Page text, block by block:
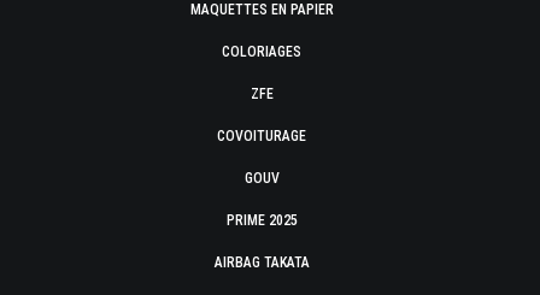
MAQUETTES EN PAPIER
COLORIAGES
ZFE
COVOITURAGE
GOUV
PRIME 2025
AIRBAG TAKATA